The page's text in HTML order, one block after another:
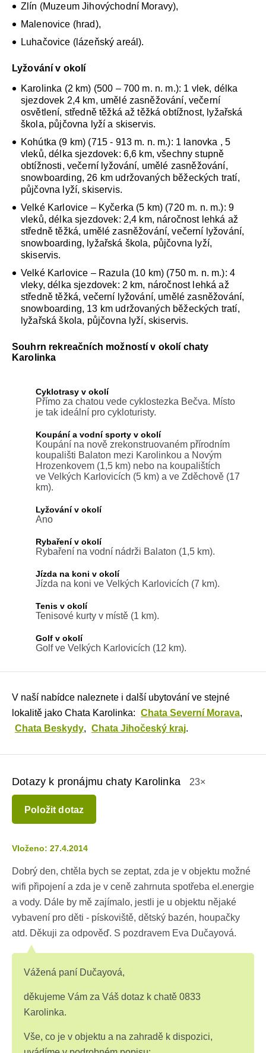
Zlín (Muzeum Jihovýchodní Moravy),
Malenovice (hrad),
Luhačovice (lázeňský areál).
Lyžování v okolí
Karolinka (2 km) (500 – 700 m. n. m.): 1 vlek, délka
sjezdovek 2,4 km, umělé zasněžování, večerní
osvětlení, středně těžká až těžká obtížnost, lyžařská
škola, půjčovna lyží a skiservis.
Kohútka (9 km) (715 - 913 m. n. m.): 1 lanovka , 5
vleků, délka sjezdovek: 6,6 km, všechny stupně
obtížnosti, večerní lyžování, umělé zasněžování,
snowboarding, 26 km udržovaných běžeckých tratí,
půjčovna lyží, skiservis.
Velké Karlovice – Kyčerka (5 km) (720 m. n. m.): 9
vleků, délka sjezdovek: 2,4 km, náročnost lehká až
středně těžká, umělé zasněžování, večerní lyžování,
snowboarding, lyžařská škola, půjčovna lyží,
skiservis.
Velké Karlovice – Razula (10 km) (750 m. n. m.): 4
vleky, délka sjezdovek: 2 km, náročnost lehká až
středně těžká, večerní lyžování, umělé zasněžování,
snowboarding, 13 km udržovaných běžeckých tratí,
lyžařská škola, půjčovna lyží, skiservis.
Souhrn rekreačních možností v okolí chaty
Karolinka
Cyklotrasy v okolí
Přímo za chatou vede cyklostezka Bečva. Místo
je tak ideální pro cykloturisty.
Koupání a vodní sporty v okolí
Koupání na nově zrekonstruovaném přírodním
koupališti Balaton mezi Karolinkou a Novým
Hrozenkovem (1,5 km) nebo na koupalištích
ve Velkých Karlovicích (5 km) a ve Zděchově (17
km).
Lyžování v okolí
Ano
Rybaření v okolí
Rybaření na vodní nádrži Balaton (1,5 km).
Jízda na koni v okolí
Jízda na koni ve Velkých Karlovicích (7 km).
Tenis v okolí
Tenisové kurty v místě (1 km).
Golf v okolí
Golf ve Velkých Karlovicích (12 km).
V naší nabídce naleznete i další ubytování ve stejné
lokalitě jako Chata Karolinka: Chata Severní Morava,
Chata Beskydy, Chata Jihočeský kraj.
Dotazy k pronájmu chaty Karolinka 23×
Položit dotaz
Vloženo: 27.4.2014
Dobrý den, chtěla bych se zeptat, zda je v objektu možné
wifi připojení a zda je v ceně zahrnuta spotřeba el.energie
a vody. Dále by mě zajímalo, jestli je u objektu nějaké
vybavení pro děti - pískoviště, dětský bazén, houpačky
atd. Děkuji za odpověď. S pozdravem Eva Dučayová.
Vážená paní Dučayová,
děkujeme Vám za Váš dotaz k chatě 0833
Karolinka.
Vše, co je v objektu a na zahradě k dispozici,